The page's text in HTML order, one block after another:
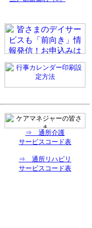
⇒ 通所介護
サービスコード表
⇒ 通所リハビリ
サービスコード表